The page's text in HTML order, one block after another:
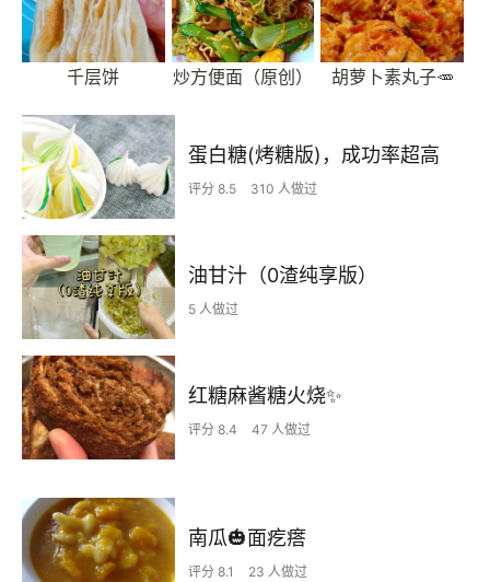
千层饼 炒方便面（原创） 胡萝卜素丸子🥕
蛋白糖(烤糖版)，成功率超高
评分 8.5 310 人做过
油甘汁（0渣纯享版）
5 人做过
红糖麻酱糖火烧✨
评分 8.4 47 人做过
南瓜🎃面疙瘩
评分 8.1 23 人做过